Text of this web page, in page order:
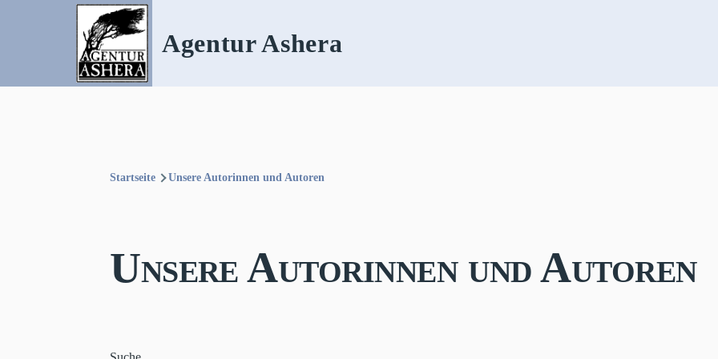
Direkt zum Inhalt
Agentur Ashera
Startseite Unsere Autorinnen und Autoren
Unsere Autorinnen und Autoren